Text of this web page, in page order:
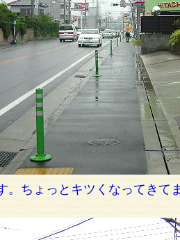
。ちょっとキツくなってきて